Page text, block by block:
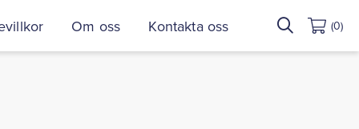
Om oss Kontakta oss
Sök
efter:
(0)